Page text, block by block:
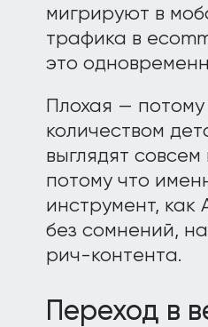
мигрируют в
трафика в
это
Плохая —
количеством
выглядят
потому что
инструмент, как
без сомнений,
рич-контента.
Переход в